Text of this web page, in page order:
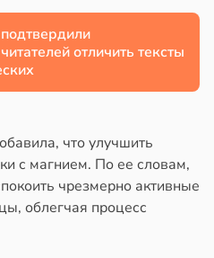
отличить тексты
что улучшить
с магнием. По ее словам,
чрезмерно активные
облегчая процесс